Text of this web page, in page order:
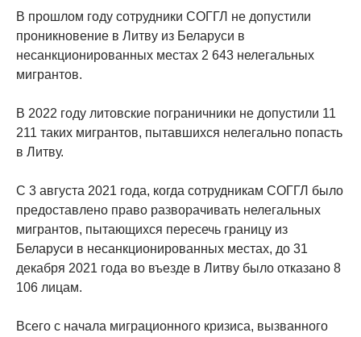
В прошлом году сотрудники СОГГЛ не допустили
проникновение в Литву из Беларуси в
несанкционированных местах 2 643 нелегальных
мигрантов.
В 2022 году литовские пограничники не допустили 11
211 таких мигрантов, пытавшихся нелегально попасть
в Литву.
С 3 августа 2021 года, когда сотрудникам СОГГЛ было
предоставлено право разворачивать нелегальных
мигрантов, пытающихся пересечь границу из
Беларуси в несанкционированных местах, до 31
декабря 2021 года во въезде в Литву было отказано 8
106 лицам.
Всего с начала миграционного кризиса, вызванного